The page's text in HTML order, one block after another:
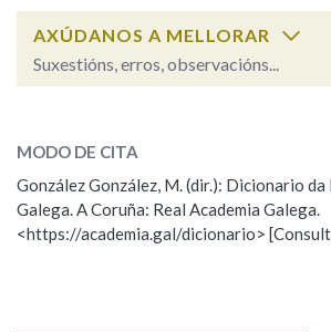
Contén
Nas definicións
Nos exemplos
AXÚDANOS A MELLORAR
Suxestións, erros, observacións...
ESCOLLE UNHA OPCIÓN:
Observación Hai un erro na
Propoño mellorar a definición
MODO DE CITA
González González, M. (dir.): Dicionario da
Galega. A Coruña: Real Academia Galega.
<https://academia.gal/dicionario>